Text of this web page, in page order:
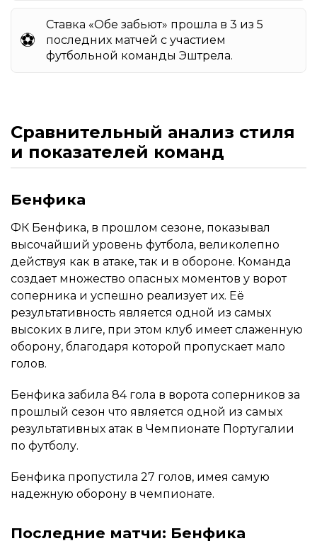
⚽️
Ставка «Обе забьют» прошла в 3 из 5
последних матчей с участием
футбольной команды Эштрела.
Сравнительный анализ стиля
и показателей команд
Бенфика
ФК Бенфика, в прошлом сезоне, показывал
высочайший уровень футбола, великолепно
действуя как в атаке, так и в обороне. Команда
создает множество опасных моментов у ворот
соперника и успешно реализует их. Её
результативность является одной из самых
высоких в лиге, при этом клуб имеет слаженную
оборону, благодаря которой пропускает мало
голов.
Бенфика забила 84 гола в ворота соперников за
прошлый сезон что является одной из самых
результативных атак в Чемпионате Португалии
по футболу.
Бенфика пропустила 27 голов, имея самую
надежную оборону в чемпионате.
Последние матчи: Бенфика